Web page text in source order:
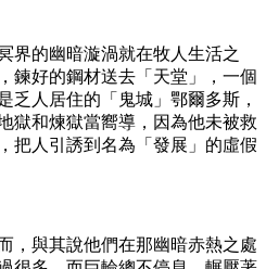
界的幽暗漩渦就在牧人生活之
鍊好的鋼材送去「天堂」，一個
人居住的「鬼城」鄂爾多斯，
獄和煉獄當嚮導，因為他未被救
把人引誘到名為「發展」的虛假
，與其說他們在那幽暗赤熱之處